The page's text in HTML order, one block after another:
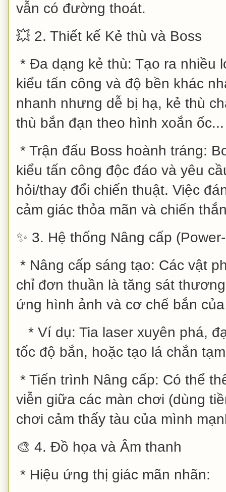
vẫn có đường thoát.
💥 2. Thiết kế Kẻ thù và Boss
* Đa dạng kẻ thù: Tạo ra nhiều
kiểu tấn công và độ bền khác
nhanh nhưng dễ bị hạ, kẻ thù
thù bắn đạn theo hình xoắn ốc...
* Trận đấu Boss hoành tráng:
kiểu tấn công độc đáo và yêu
hỏi/thay đổi chiến thuật. Việc
cảm giác thỏa mãn và chiến
✨ 3. Hệ thống Nâng cấp
* Nâng cấp sáng tạo: Các vật
chỉ đơn thuần là tăng sát
ứng hình ảnh và cơ chế bắn
* Ví dụ: Tia laser xuyên phá,
tốc độ bắn, hoặc tạo lá chắn
* Tiến trình Nâng cấp: Có thể
viễn giữa các màn chơi (dùng
chơi cảm thấy tàu của mình
🎨 4. Đồ họa và Âm thanh
* Hiệu ứng thị giác mãn nhãn: